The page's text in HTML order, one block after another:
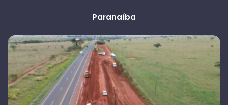
Paranaíba